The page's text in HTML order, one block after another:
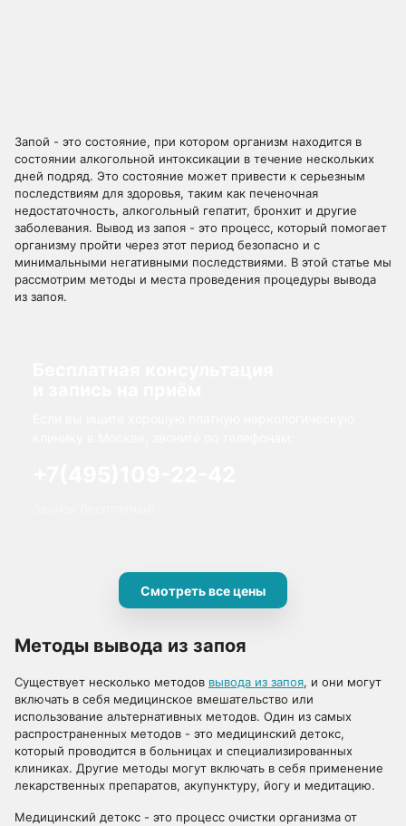
Запой - это состояние, при котором организм находится в
состоянии алкогольной интоксикации в течение нескольких
дней подряд. Это состояние может привести к серьезным
последствиям для здоровья, таким как печеночная
недостаточность, алкогольный гепатит, бронхит и другие
заболевания. Вывод из запоя - это процесс, который помогает
организму пройти через этот период безопасно и с
минимальными негативными последствиями. В этой статье мы
рассмотрим методы и места проведения процедуры вывода
из запоя.
Смотреть все цены
Методы вывода из запоя
Существует несколько методов вывода из запоя, и они могут
включать в себя медицинское вмешательство или
использование альтернативных методов. Один из самых
распространенных методов - это медицинский детокс,
который проводится в больницах и специализированных
клиниках. Другие методы могут включать в себя применение
лекарственных препаратов, акупунктуру, йогу и медитацию.
Медицинский детокс - это процесс очистки организма от